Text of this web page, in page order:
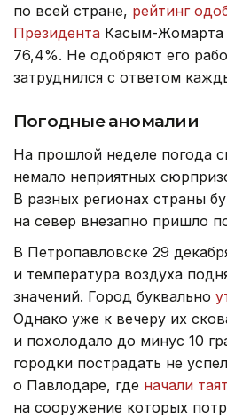
по всей стране, рейтинг
Президента Касым-Жомарта
76,4%. Не одобряют его
затруднился с ответом
Погодные аномалии
На прошлой неделе погода
немало неприятных
В разных регионах страны
на север внезапно пришло
В Петропавловске 29
и температура воздуха
значений. Город буквально
Однако уже к вечеру их
и похолодало до минус 10
городки пострадать не
о Павлодаре, где начали
на сооружение которых